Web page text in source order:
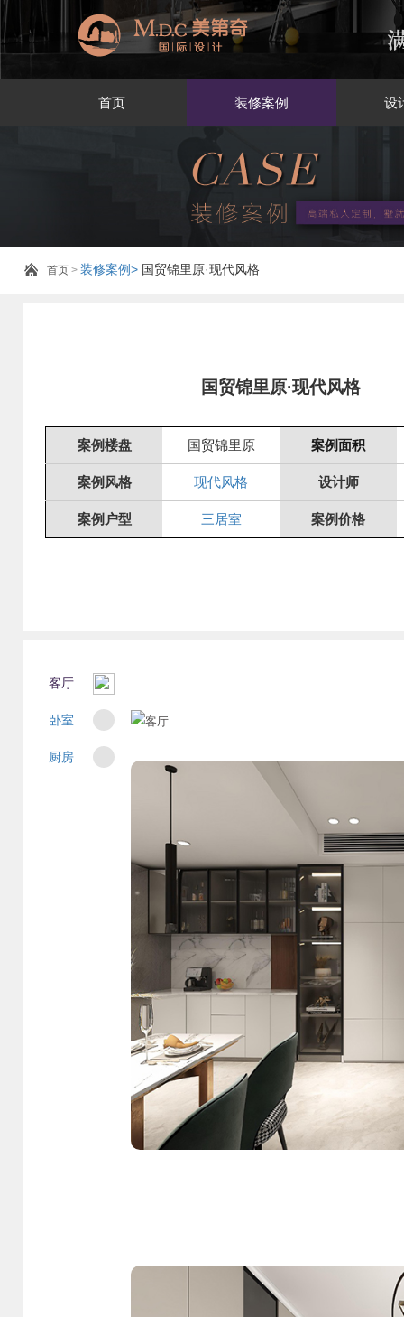
首页 装修案例 设
首页 > 装修案例> 国贸锦里原·现代风格
国贸锦里原·现代风格
案例楼盘 国贸锦里原 案例面积
案例风格 现代风格 设计师
案例户型 三居室 案例价格
客厅
卧室
厨房